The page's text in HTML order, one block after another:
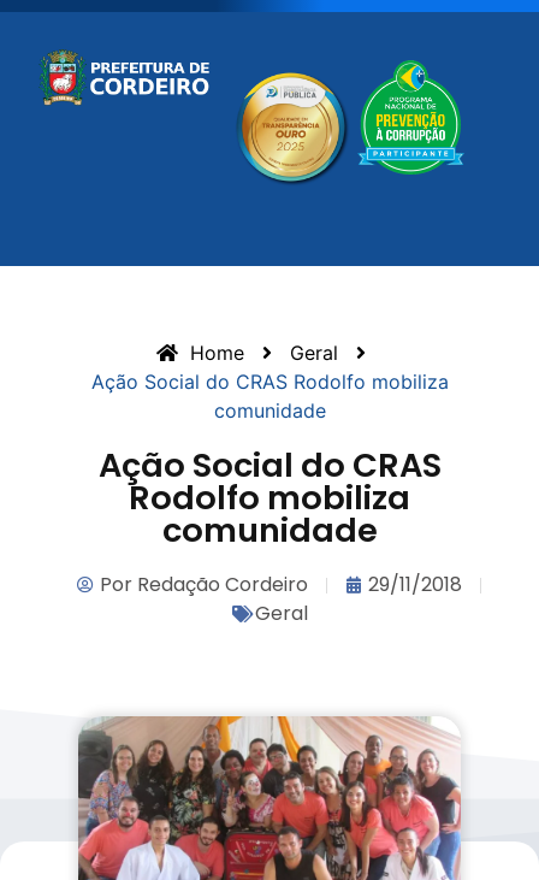
Home
Geral
Ação Social do CRAS Rodolfo mobiliza
comunidade
Ação Social do CRAS
Rodolfo mobiliza
comunidade
PorRedação Cordeiro
29/11/2018
Geral